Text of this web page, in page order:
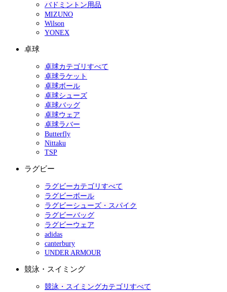
バドミントン用品
MIZUNO
Wilson
YONEX
卓球
卓球カテゴリすべて
卓球ラケット
卓球ボール
卓球シューズ
卓球バッグ
卓球ウェア
卓球ラバー
Butterfly
Nittaku
TSP
ラグビー
ラグビーカテゴリすべて
ラグビーボール
ラグビーシューズ・スパイク
ラグビーバッグ
ラグビーウェア
adidas
canterbury
UNDER ARMOUR
競泳・スイミング
競泳・スイミングカテゴリすべて